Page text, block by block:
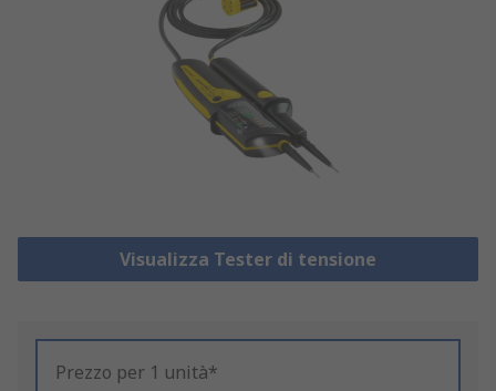
Visualizza Tester di tensione
Prezzo per 1 unità*